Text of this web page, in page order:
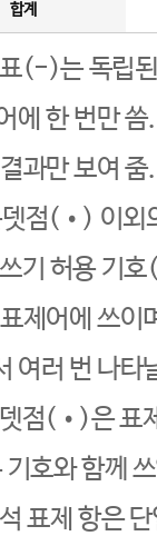
합계
(-)는 독립된
에 한 번만
과만 보여
점(•) 이외
기 허용 기호
제어에 쓰이
여러 번 나타
점(•)은 표
기호와 함께
표제 항은